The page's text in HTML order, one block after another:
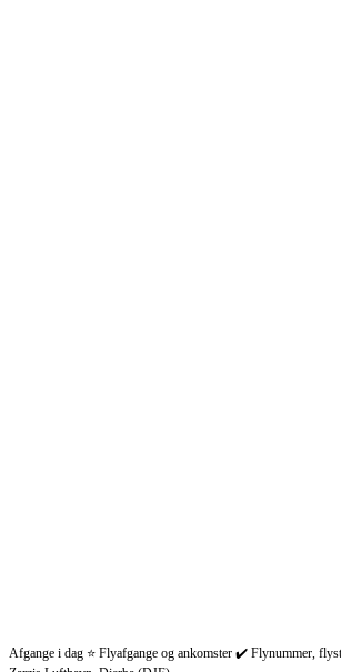
Afgange i dag ⭐ Flyafgange og ankomster ✔️ Flynummer,